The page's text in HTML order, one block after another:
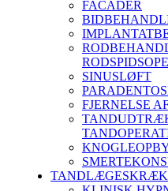
FACADER
SINUSLØFT
FJERNELSE
TANDLÆGESKRÆK